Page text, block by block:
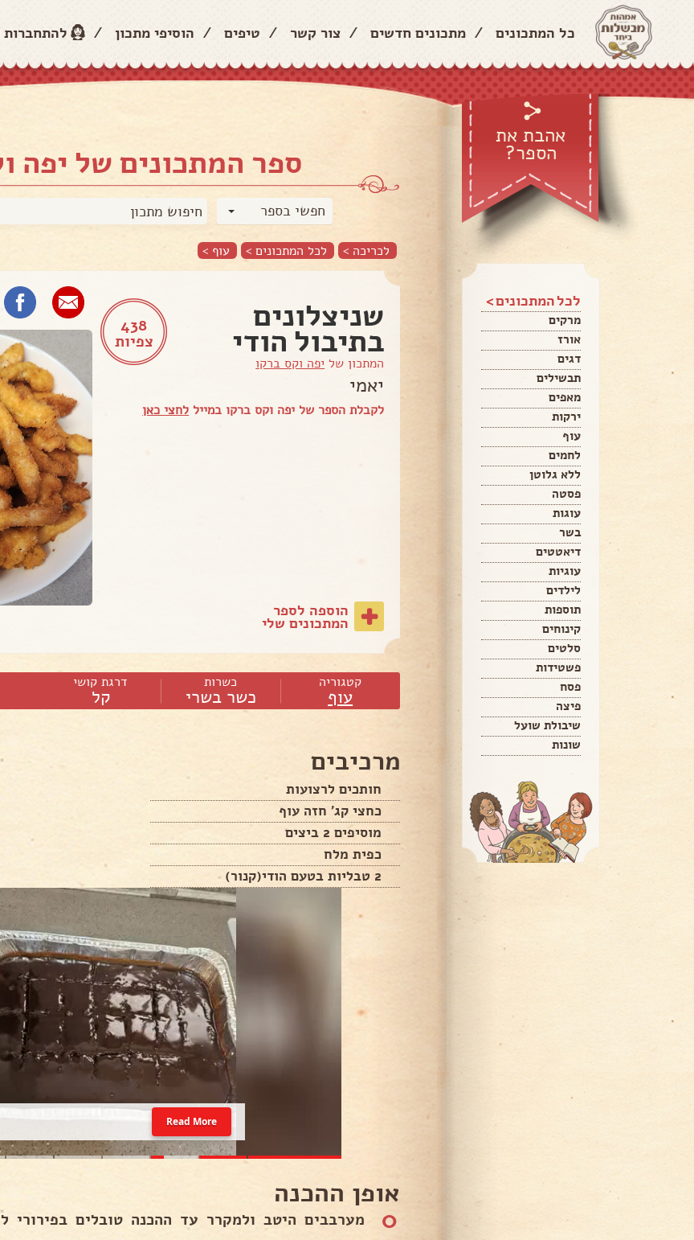
כל המתכונים / מתכונים חדשים / צור קשר / טיפים / הוסיפי מתכון /
אהבת את
הספר?
לכל המתכונים >
מרקים
אורז
דגים
תבשילים
מאפים
ירקות
עוף
לחמים
ללא גלוטן
פסטה
עוגות
בשר
דיאטטים
עוגיות
לילדים
תוספות
קינוחים
סלטים
פשטידות
פסח
פיצה
שיבולת שועל
שונות
ספר המתכונים של יפה
חפשי בספר
לכריכה > לכל המתכונים > עוף >
438
צפיות
שניצלונים
בתיבול הודי
המתכון של יפה וקס ברקו
יאמי
לקבלת הספר של יפה וקס ברקו במייל לחצי כאן
הוספה לספר
המתכונים שלי
קטגוריה
עוף
כשרות
כשר בשרי
דרגת קושי
קל
מרכיבים
חותכים לרצועות
כחצי קג' חזה עוף
מוסיפים 2 ביצים
כפית מלח
2 טבליות בטעם הודי(קנור)
Read More
אופן ההכנה
0 מערבבים היטב ולמקרר עד ההכנה טובלים בפירורי לחם